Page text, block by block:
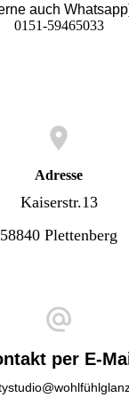
auch
0151-59465033
Adresse
Kaiserstr.13
58840 Plettenberg
per E-